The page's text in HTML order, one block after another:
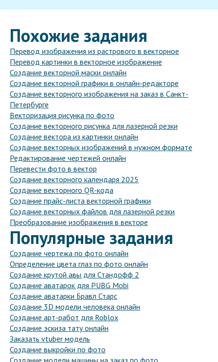
Похожие задания
Перевод изображения из растрового в векторное
Перевод картинки в векторное изображение
Создание векторной маски онлайн
Создание векторной графики в онлайн-редакторе
Создание векторного изображения на заказ в Санкт-
Петербурге
Векторизация рисунка по фото
Создание векторного рисунка для лазерной резки
Создание вектора из картинки онлайн
Создание векторных изображений в нужном формате
Редактирование чертежей онлайн
Перевести фото в вектор
Создание векторного календаря 2025
Создание векторного QR-кода
Создание прайс-листа векторной графики
Создание векторных файлов для лазерной резки
Преобразование изображения в векторе
Популярные задания
Создание чертежа по фото онлайн
Определение цвета глаз по фото онлайн
Создание крутой авы для Стандофф 2
Создание аватарок для PUBG Mobi
Создание аватарки Бравл Старс
Создание 3D модели человека онлайн
Создание арт-работ для Roblox
Создание эскиза тату онлайн
Заказать vtuber модель
Создание выкройки по фото